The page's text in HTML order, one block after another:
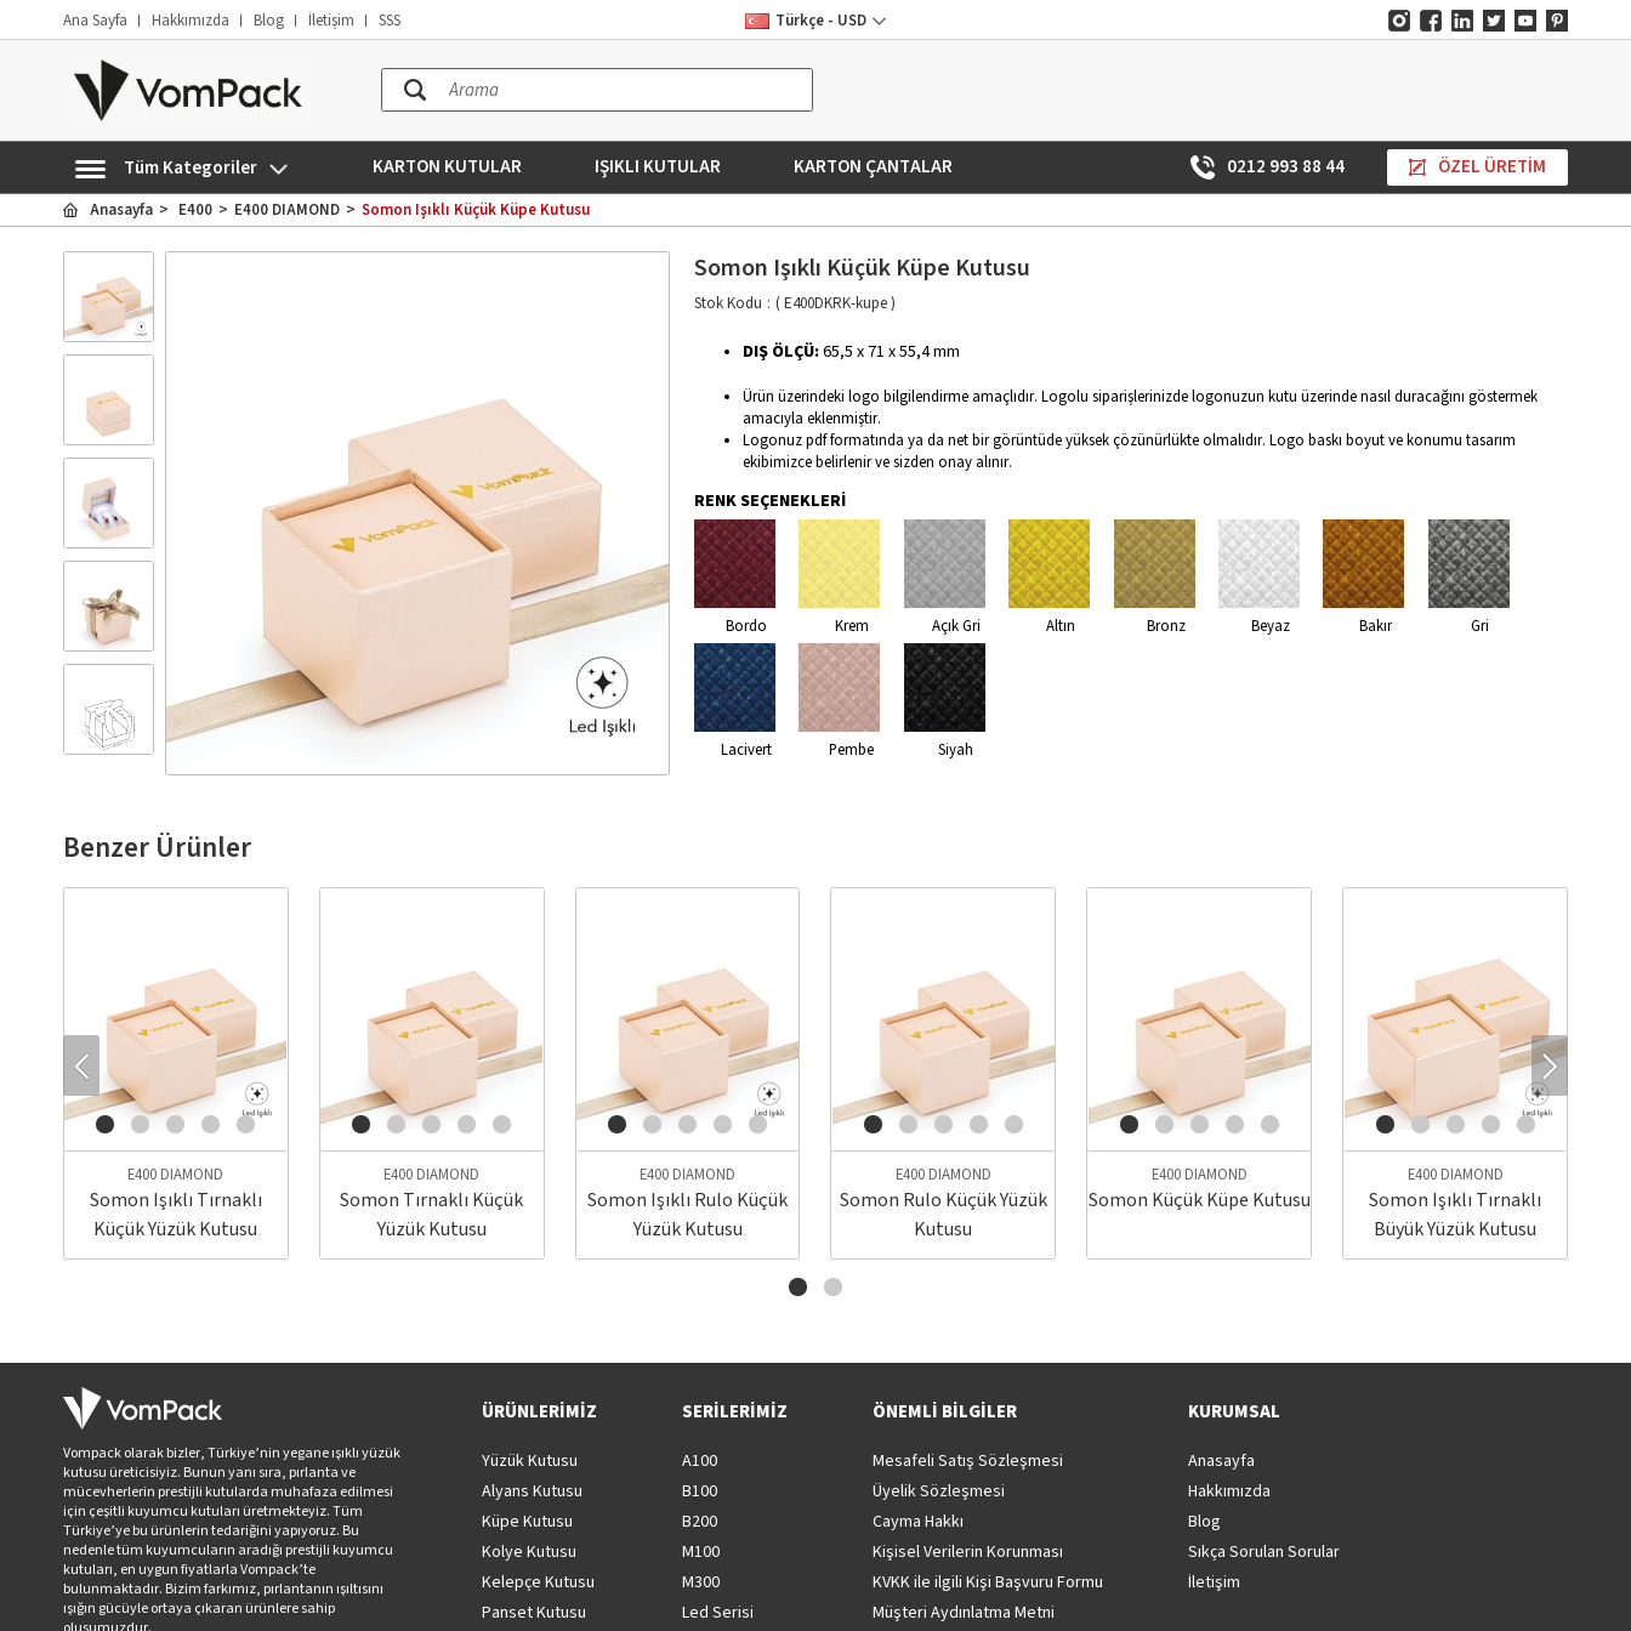
Ana Sayfa Hakkımızda Blog İletişim SSS Türkçe - USD
Tüm Kategoriler KARTON KUTULAR IŞIKLI KUTULAR KARTON ÇANTALAR 0212 993 88 44 ÖZEL ÜRETİM
Anasayfa E400 E400 DIAMOND Somon Işıklı Küçük Küpe Kutusu
Somon Işıklı Küçük Küpe Kutusu
Stok Kodu ( E400DKRK-kupe )
DIŞ ÖLÇÜ:65,5 x 71 x 55,4 mm
Ürün üzerindeki logo bilgilendirme amaçlıdır. Logolu siparişlerinizde logonuzun kutu üzerinde nasıl duracağını göstermek
amacıyla eklenmiştir.
Logonuz pdf formatında ya da net bir görüntüde yüksek çözünürlükte olmalıdır. Logo baskı boyut ve konumu tasarım
ekibimizce belirlenir ve sizden onay alınır.
RENK SEÇENEKLERİ
Bordo Krem Açık Gri Altın Bronz Beyaz Bakır Gri
Lacivert Pembe Siyah
Benzer Ürünler
E400 DIAMOND
Somon Işıklı Tırnaklı
Küçük Yüzük Kutusu
E400 DIAMOND
Somon Tırnaklı Küçük
Yüzük Kutusu
E400 DIAMOND
Somon Işıklı Rulo Küçük
Yüzük Kutusu
E400 DIAMOND
Somon Rulo Küçük Yüzük
Kutusu
E400 DIAMOND
Somon Küçük Küpe Kutusu
E400 DIAMOND
Somon Işıklı Tırnaklı
Büyük Yüzük Kutusu
Vompack olarak bizler, Türkiye’nin yegane ışıklı yüzük
kutusu üreticisiyiz. Bunun yanı sıra, pırlanta ve
mücevherlerin prestijli kutularda muhafaza edilmesi
için çeşitli kuyumcu kutuları üretmekteyiz. Tüm
Türkiye’ye bu ürünlerin tedariğini yapıyoruz. Bu
nedenle tüm kuyumcuların aradığı prestijli kuyumcu
kutuları, en uygun fiyatlarla Vompack’te
bulunmaktadır. Bizim farkımız, pırlantanın ışıltısını
ışığın gücüyle ortaya çıkaran ürünlere sahip
ÜRÜNLERİMİZ
Yüzük Kutusu
Alyans Kutusu
Küpe Kutusu
Kolye Kutusu
Kelepçe Kutusu
Panset Kutusu
SERİLERİMİZ
A100
B100
B200
M100
M300
Led Serisi
ÖNEMLİ BİLGİLER
Mesafeli Satış Sözleşmesi
Üyelik Sözleşmesi
Cayma Hakkı
Kişisel Verilerin Korunması
KVKK ile ilgili Kişi Başvuru Formu
Müşteri Aydınlatma Metni
KURUMSAL
Anasayfa
Hakkımızda
Blog
Sıkça Sorulan Sorular
İletişim